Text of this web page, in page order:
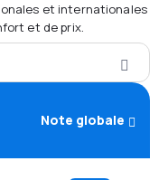
et internationales
et de prix.
Note globale